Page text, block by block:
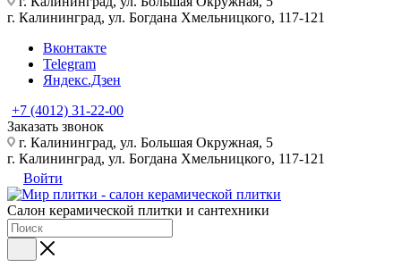
г. Калининград, ул. Богдана Хмельницкого, 117-121
Вконтакте
Telegram
Яндекс.Дзен
+7 (4012) 31-22-00
Заказать звонок
г. Калининград, ул. Большая Окружная, 5
г. Калининград, ул. Богдана Хмельницкого, 117-121
Войти
Салон керамической плитки и сантехники